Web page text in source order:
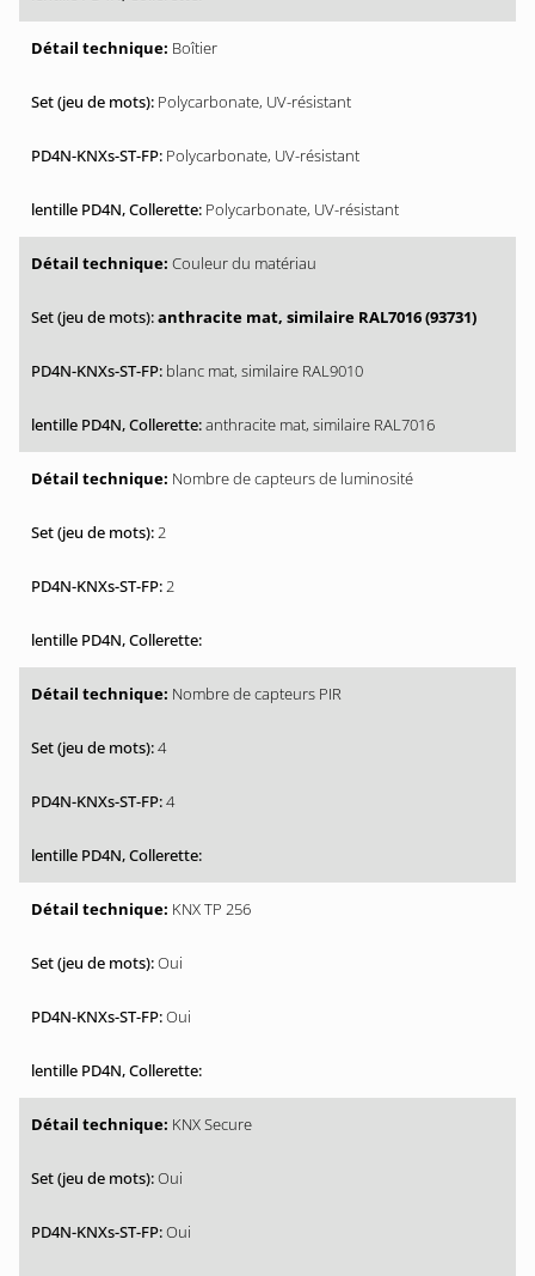
Boîtier
Polycarbonate, UV-résistant
Polycarbonate, UV-résistant
Polycarbonate, UV-résistant
Couleur du matériau
anthracite mat, similaire RAL7016 (93731)
blanc mat, similaire RAL9010
anthracite mat, similaire RAL7016
Nombre de capteurs de luminosité
2
2
Nombre de capteurs PIR
4
4
KNX TP 256
Oui
Oui
KNX Secure
Oui
Oui